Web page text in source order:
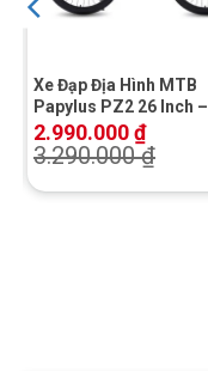
Xe Đạp Địa Hình MTB
Papylus PZ2 26 Inch –
Phanh đĩa cơ
2.990.000₫
3.290.000₫